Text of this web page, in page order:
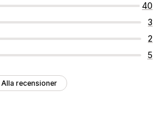
40
3
2
5
Alla recensioner